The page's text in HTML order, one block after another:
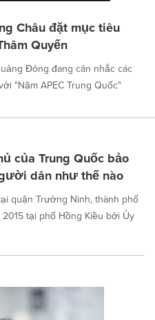
Châu đặt mục tiêu
Quyến
Đông đang cân nhắc các
"Năm APEC Trung Quốc"
của Trung Quốc bảo
dân như thế nào
quận Trường Ninh, thành phố
tại phố Hồng Kiều bởi Ủy